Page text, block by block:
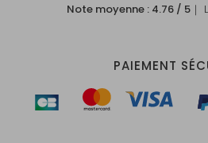
Note moyenne : 4.76 / 5
PAIEMENT